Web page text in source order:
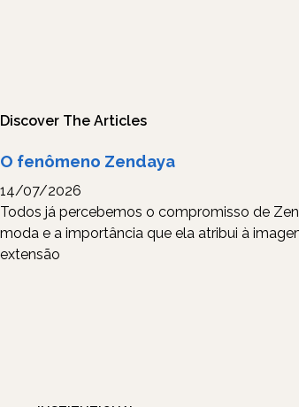
Discover The Articles
O fenômeno Zendaya
14/07/2026
Todos já percebemos o compromisso de
moda e a importância que ela atribui à
extensão